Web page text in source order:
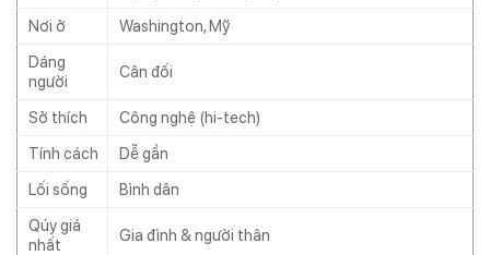
Nơi ở
Washington, Mỹ
Dáng
người
Cân đối
Sở thích
Công nghệ (hi-tech)
Tính cách
Dễ gần
Lối sống
Bình dân
Qúy giá
nhất
Gia đình & người thân